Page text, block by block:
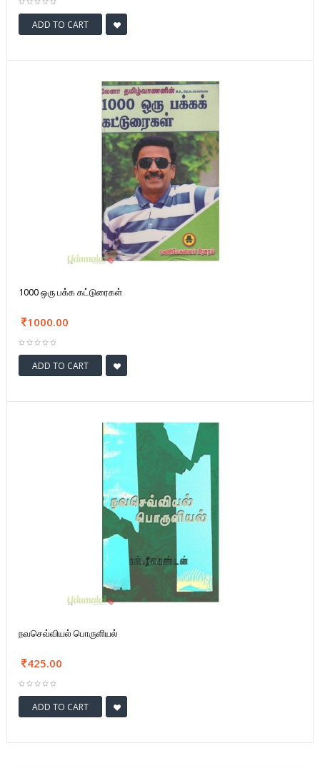
ADD TO CART
1000 ஒரு பக்க கட்டுரைகள்
1000.00
ADD TO CART
நவசெவ்வியல் பொருளியல்
425.00
ADD TO CART